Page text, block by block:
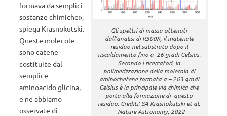
Gli spettri di massa ottenuti
dall’analisi di R300K, il materiale
residuo nel substrato dopo il
riscaldamento fino a 26 gradi Celsius.
Secondo i ricercatori, la
polimerizzazione della molecola di
aminochetene formata a – 263 gradi
Celsius è la principale via chimica che
porta alla formazione di questo
residuo. Crediti: SA Krasnokutski et al.
– Nature Astronomy, 2022
formava da semplici
sostanze chimiche»,
spiega Krasnokutski.
Queste molecole
sono catene
costituite dal
semplice
aminoacido glicina,
e ne abbiamo
osservate di